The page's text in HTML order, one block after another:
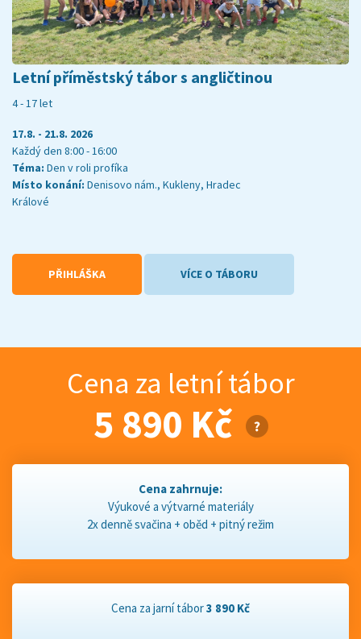
Letní příměstský tábor s angličtinou
4 - 17 let
17.8. - 21.8. 2026
Každý den 8:00 - 16:00
Téma: Den v roli profíka
Místo konání: Denisovo nám., Kukleny, Hradec
Králové
PŘIHLÁŠKA VÍCE O TÁBORU
Cena za letní tábor
5 890 Kč
Cena zahrnuje:
Výukové a výtvarné materiály
2x denně svačina + oběd + pitný režim
Cena za jarní tábor3 890 Kč